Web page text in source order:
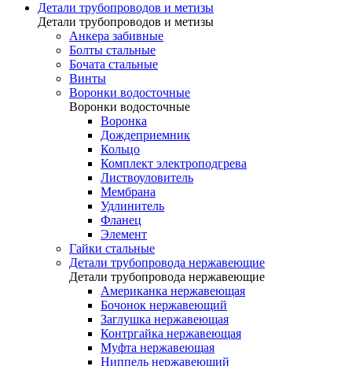
Детали трубопроводов и метизы
Детали трубопроводов и метизы
Анкера забивные
Болты стальные
Бочата стальные
Винты
Воронки водосточные
Воронки водосточные
Воронка
Дождеприемник
Кольцо
Комплект электроподгрева
Листвоуловитель
Мембрана
Удлинитель
Фланец
Элемент
Гайки стальные
Детали трубопровода нержавеющие
Детали трубопровода нержавеющие
Американка нержавеющая
Бочонок нержавеющий
Заглушка нержавеющая
Контргайка нержавеющая
Муфта нержавеющая
Ниппель нержавеющий